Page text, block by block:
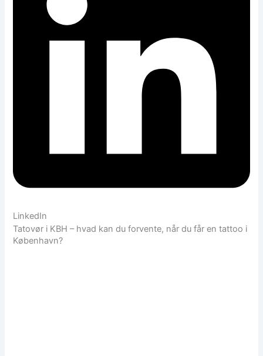
LinkedIn
Tatovør i KBH – hvad kan du forvente, når du får en tattoo i
København?